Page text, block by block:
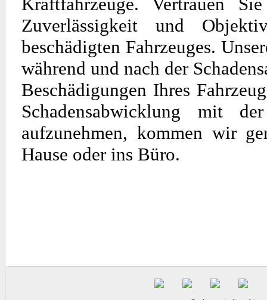
Zuverlässigkeit und
beschädigten Fahrzeuges.
während und nach der
Beschädigungen Ihres
Schadensabwicklung mit
aufzunehmen, kommen wir
Hause oder ins Büro.